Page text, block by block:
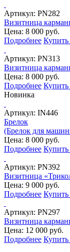
Артикул: PN282
Визитница
Цена: 8 000 руб.
Подробнее Купить
Артикул: PN313
Визитница
Цена: 8 000 руб.
Подробнее Купить
Новинка
Артикул: IN446
Брелок
(Брелок для
Цена: 8 000 руб.
Подробнее Купить
Артикул: PN392
Визитница
Цена: 9 000 руб.
Подробнее Купить
Артикул: PN297
Визитница
Цена: 12 000 руб.
Подробнее Купить